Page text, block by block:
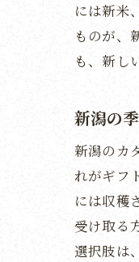
には新米
ものが、
も、新し
新潟の
新潟のカ
れがギフ
には収穫
受け取る
選択肢は